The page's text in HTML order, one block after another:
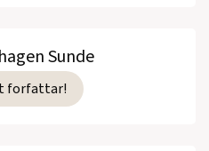
Sunde
forfattar!